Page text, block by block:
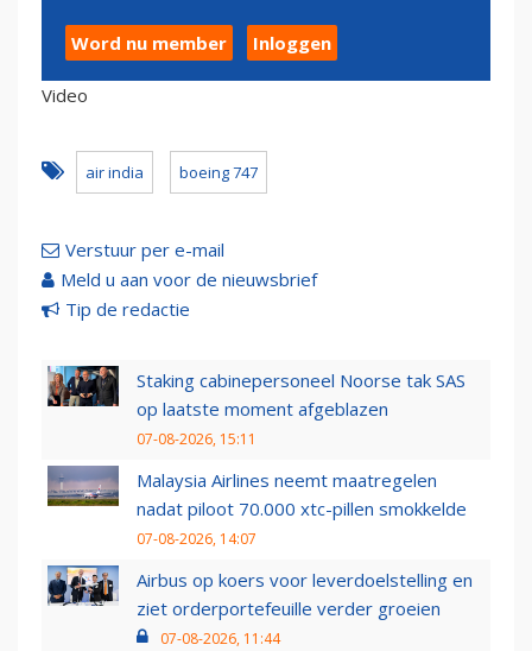
Word nu member Inloggen
Video
air india boeing 747
Verstuur per e-mail
Meld u aan voor de nieuwsbrief
Tip de redactie
Staking cabinepersoneel Noorse tak SAS
op laatste moment afgeblazen
07-08-2026, 15:11
Malaysia Airlines neemt maatregelen
nadat piloot 70.000 xtc-pillen smokkelde
07-08-2026, 14:07
Airbus op koers voor leverdoelstelling en
ziet orderportefeuille verder groeien
07-08-2026, 11:44